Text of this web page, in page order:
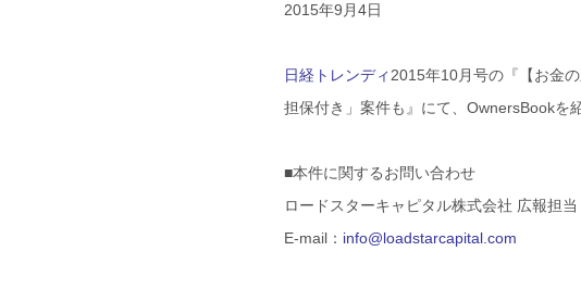
2015年9月4日
日経トレンディ 2015年10月号の『【お金
担保付き」案件も』にて、OwnersBookを
■本件に関するお問い合わせ
ロードスターキャピタル株式会社 広報担当
E-mail： info@loadstarcapital.com